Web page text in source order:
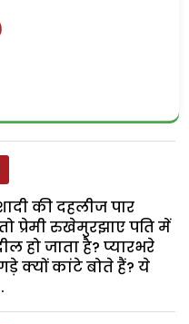
की दहलीज पार
प्रेमी रुखेमुरझाए पति में
हो जाता है? प्यारभरे
क्यों कांटे बोते हैं? ये